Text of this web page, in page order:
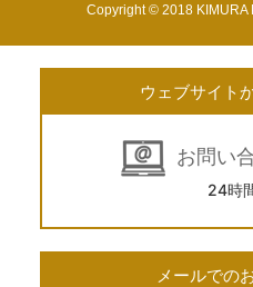
Copyright © 2018 KIMURA
ウェブサイト
お問い
24時
メールでの